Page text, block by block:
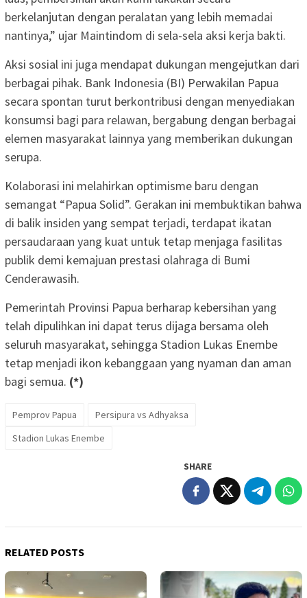
berkelanjutan dengan peralatan yang lebih memadai
nantinya,” ujar Maintindom di sela-sela aksi kerja bakti.
Aksi sosial ini juga mendapat dukungan mengejutkan dari
berbagai pihak. Bank Indonesia (BI) Perwakilan Papua
secara spontan turut berkontribusi dengan menyediakan
konsumsi bagi para relawan, bergabung dengan berbagai
elemen masyarakat lainnya yang memberikan dukungan
serupa.
Kolaborasi ini melahirkan optimisme baru dengan
semangat “Papua Solid”. Gerakan ini membuktikan bahwa
di balik insiden yang sempat terjadi, terdapat ikatan
persaudaraan yang kuat untuk tetap menjaga fasilitas
publik demi kemajuan prestasi olahraga di Bumi
Cenderawasih.
Pemerintah Provinsi Papua berharap kebersihan yang
telah dipulihkan ini dapat terus dijaga bersama oleh
seluruh masyarakat, sehingga Stadion Lukas Enembe
tetap menjadi ikon kebanggaan yang nyaman dan aman
bagi semua. (*)
Pemprov Papua
Persipura vs Adhyaksa
Stadion Lukas Enembe
SHARE
RELATED POSTS